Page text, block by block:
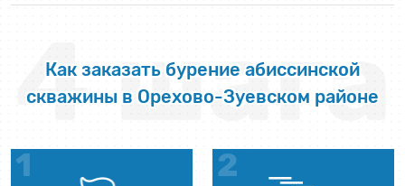
Как заказать бурение абиссинской
скважины в Орехово-Зуевском районе
4 шага